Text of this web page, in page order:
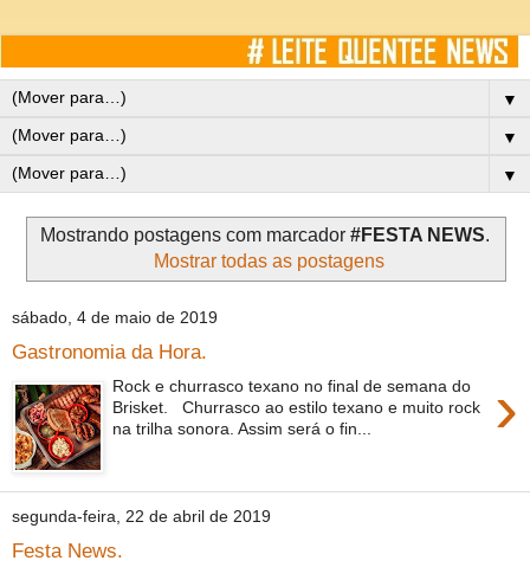
▼
▼
▼
Mostrando postagens com marcador #FESTA NEWS.
Mostrar todas as postagens
sábado, 4 de maio de 2019
Gastronomia da Hora.
›
Rock e churrasco texano no final de semana do
Brisket. Churrasco ao estilo texano e muito rock
na trilha sonora. Assim será o fin...
segunda-feira, 22 de abril de 2019
Festa News.